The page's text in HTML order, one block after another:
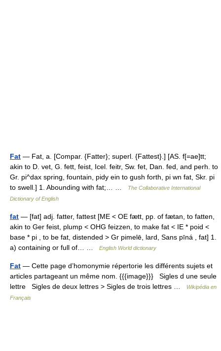
Fat — Fat, a. [Compar. {Fatter}; superl. {Fattest}.] [AS. f[=ae]tt;
akin to D. vet, G. fett, feist, Icel. feitr, Sw. fet, Dan. fed, and perh. to
Gr. pi^dax spring, fountain, pidy ein to gush forth, pi wn fat, Skr. pi
to swell.] 1. Abounding with fat;… …
The Collaborative International
Dictionary of English
fat — [fat] adj. fatter, fattest [ME < OE fætt, pp. of fætan, to fatten,
akin to Ger feist, plump < OHG feizzen, to make fat < IE * poid <
base * pi , to be fat, distended > Gr pimelē, lard, Sans pīná , fat] 1.
a) containing or full of… …
English World dictionary
Fat — Cette page d’homonymie répertorie les différents sujets et
articles partageant un même nom. {{{image}}} Sigles d une seule
lettre Sigles de deux lettres > Sigles de trois lettres …
Wikipédia en
Français